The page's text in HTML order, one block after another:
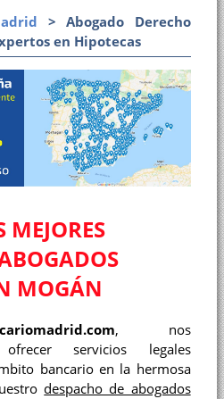
> Abogado Derecho
en Hipotecas
MEJORES
MOGÁN
, nos
servicios legales
bancario en la hermosa
despacho de abogados